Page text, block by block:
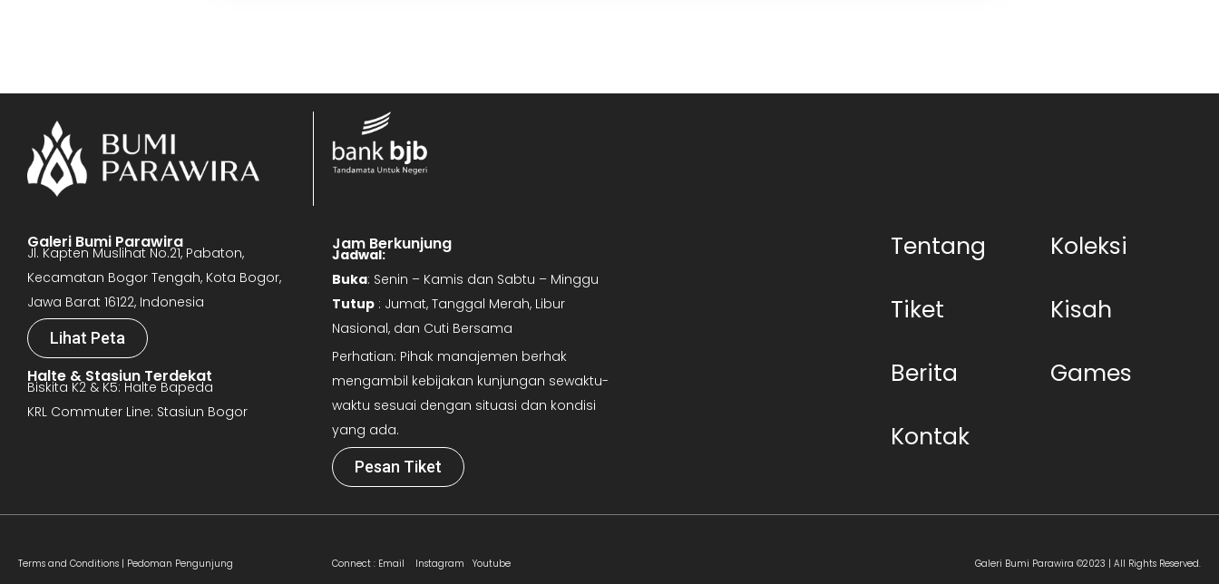
Galeri Bumi Parawira
Jl. Kapten Muslihat No.21, Pabaton,
Kecamatan Bogor Tengah, Kota Bogor,
Jawa Barat 16122, Indonesia
Lihat Peta
Halte & Stasiun Terdekat
Biskita K2 & K5: Halte Bapeda
KRL Commuter Line: Stasiun Bogor
Jam Berkunjung
Jadwal:
Buka: Senin – Kamis dan Sabtu – Minggu
Tutup : Jumat, Tanggal Merah, Libur
Nasional, dan Cuti Bersama
Perhatian: Pihak manajemen berhak
mengambil kebijakan kunjungan sewaktu-
waktu sesuai dengan situasi dan kondisi
yang ada.
Pesan Tiket
Tentang
Koleksi
Tiket
Kisah
Berita
Games
Kontak
Terms and Conditions | Pedoman Pengunjung Connect : Email Instagram Youtube Galeri Bumi Parawira ©2023 | All Rights Reserved.